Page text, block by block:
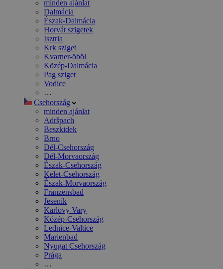
minden ajánlat
Dalmácia
Észak-Dalmácia
Horvát szigetek
Isztria
Krk sziget
Kvarner-öböl
Közép-Dalmácia
Pag sziget
Vodice
…
Csehország
minden ajánlat
Adršpach
Beszkidek
Brno
Dél-Csehország
Dél-Morvaország
Észak-Csehország
Kelet-Csehország
Észak-Morvaország
Franzensbad
Jeseník
Karlovy Vary
Közép-Csehország
Lednice-Valtice
Marienbad
Nyugat Csehország
Prága
…